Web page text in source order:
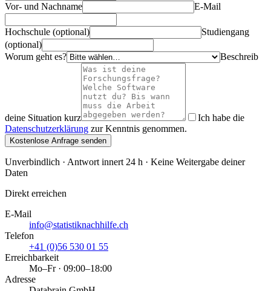
Vor- und Nachname E-Mail
Hochschule (optional)
Studiengang
(optional)
Worum geht es?
Beschreib
deine Situation kurz
Ich habe die
Datenschutzerklärung zur Kenntnis genommen.
Kostenlose Anfrage senden
Unverbindlich · Antwort innert 24 h · Keine Weitergabe deiner
Daten
Direkt erreichen
E-Mail
info@statistiknachhilfe.ch
Telefon
+41 (0)56 530 01 55
Erreichbarkeit
Mo–Fr · 09:00–18:00
Adresse